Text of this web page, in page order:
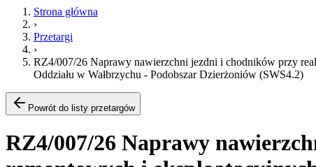
Strona główna
›
Przetargi
›
RZ4/007/26 Naprawy nawierzchni jezdni i chodników przy
Oddziału w Wałbrzychu - Podobszar Dzierżoniów (SWS4.2)
Powrót do listy przetargów
RZ4/007/26 Naprawy